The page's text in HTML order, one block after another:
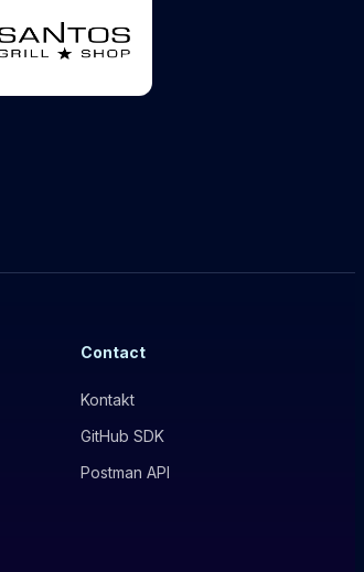
Contact
Kontakt
GitHub SDK
Postman API